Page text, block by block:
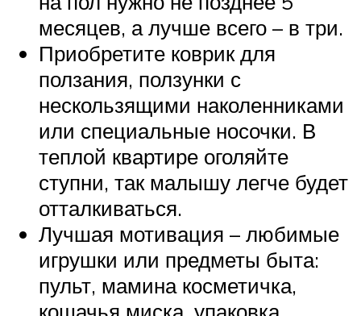
месяцев, а лучше всего – в три.
Приобретите коврик для
ползания, ползунки с
нескользящими наколенниками
или специальные носочки. В
теплой квартире оголяйте
ступни, так малышу легче будет
отталкиваться.
Лучшая мотивация – любимые
игрушки или предметы быта:
пульт, мамина косметичка,